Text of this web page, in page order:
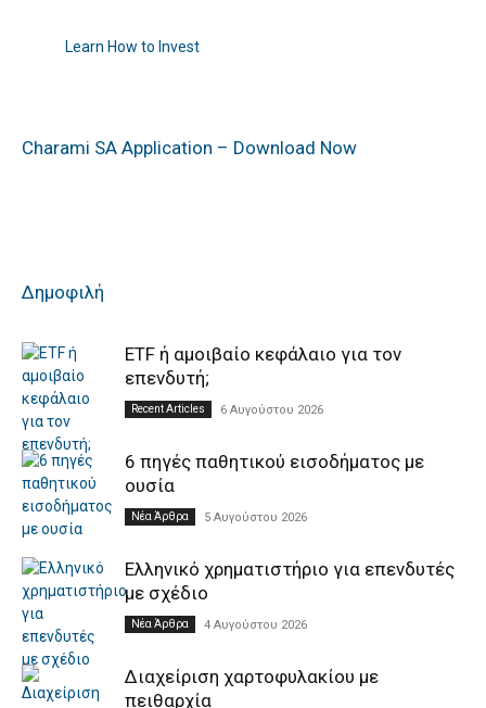
Learn How to Invest
Charami SA Application – Download Now
Δημοφιλή
ETF ή αμοιβαίο κεφάλαιο για τον
επενδυτή;
Recent Articles 6 Αυγούστου 2026
6 πηγές παθητικού εισοδήματος με
ουσία
Νέα Άρθρα 5 Αυγούστου 2026
Ελληνικό χρηματιστήριο για επενδυτές
με σχέδιο
Νέα Άρθρα 4 Αυγούστου 2026
Διαχείριση χαρτοφυλακίου με
πειθαρχία